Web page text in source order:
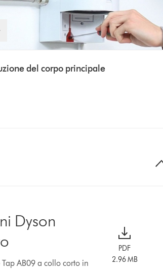
del corpo principale
Dyson
AB09 a collo corto in
PDF
2.96 MB